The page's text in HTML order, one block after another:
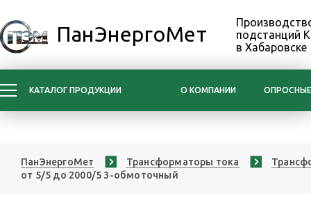
ПанЭнергоМет
подстанций
в Хабаровске
КАТАЛОГ ПРОДУКЦИИ О КОМПАНИИ
ПанЭнергоМет Трансформаторы тока
от 5/5 до 2000/5 3-обмоточный